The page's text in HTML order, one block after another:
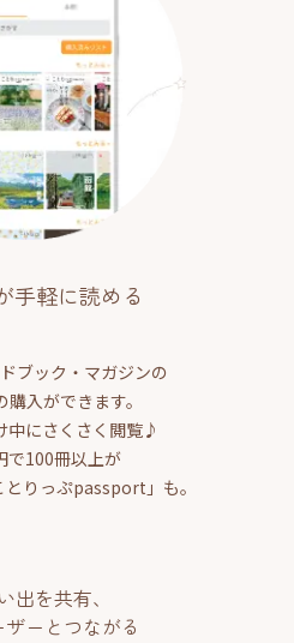
手軽に読める
ブック・マガジンの
入ができます。
中にさくさく閲覧♪
で100冊以上が
りっぷpassport」も。
出を共有、
ーとつながる